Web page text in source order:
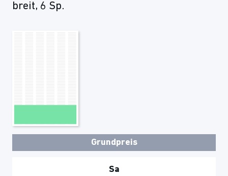
breit, 6 Sp.
Grundpreis
Sa